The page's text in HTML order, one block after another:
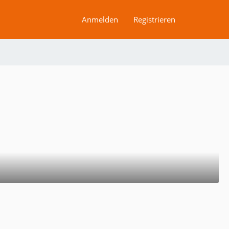
Anmelden Registrieren